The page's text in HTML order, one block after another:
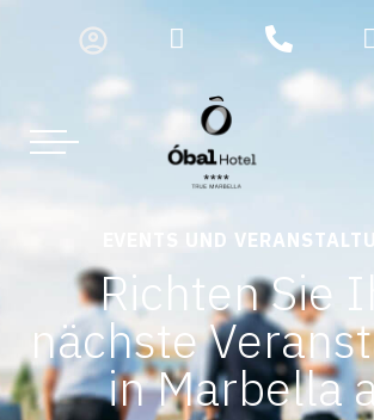
EVENTS UND
Richten Sie
nächste
in Marbella